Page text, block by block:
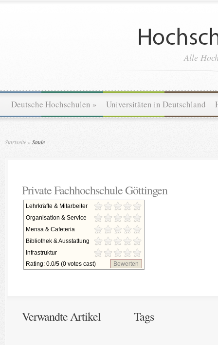
Alle
Deutsche Hochschulen » Universitäten in Deutschland
Startseite »Stade
Private Fachhochschule Göttingen
Lehrkräfte & Mitarbeiter
Organisation & Service
Mensa & Cafeteria
Bibliothek & Ausstattung
Infrastruktur
Rating: 0.0/5 (0 votes cast) Bewerten
Verwandte Artikel Tags